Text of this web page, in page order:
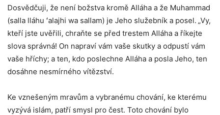
Dosvědčuji, že není božstva kromě Alláha a že Muhammad
(salla lláhu ʻalajhi wa sallam) je Jeho služebník a posel. „Vy,
kteří jste uvěřili, chraňte se před trestem Alláha a říkejte
slova správná! On napraví vám vaše skutky a odpustí vám
vaše hříchy; a ten, kdo poslechne Alláha a posla Jeho, ten
dosáhne nesmírného vítězství.
Ke vznešeným mravům a vybranému chování, ke kterému
vyzývá islám, patří smysl pro čest. Toto chování bylo